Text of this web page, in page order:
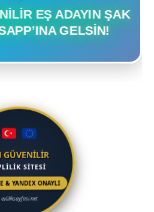
EŞ ADAYIN ŞAK
GELSIN!
GÜVENİLİR
SİTESİ
& YANDEX ONAYLI
evliliksayfasi.net